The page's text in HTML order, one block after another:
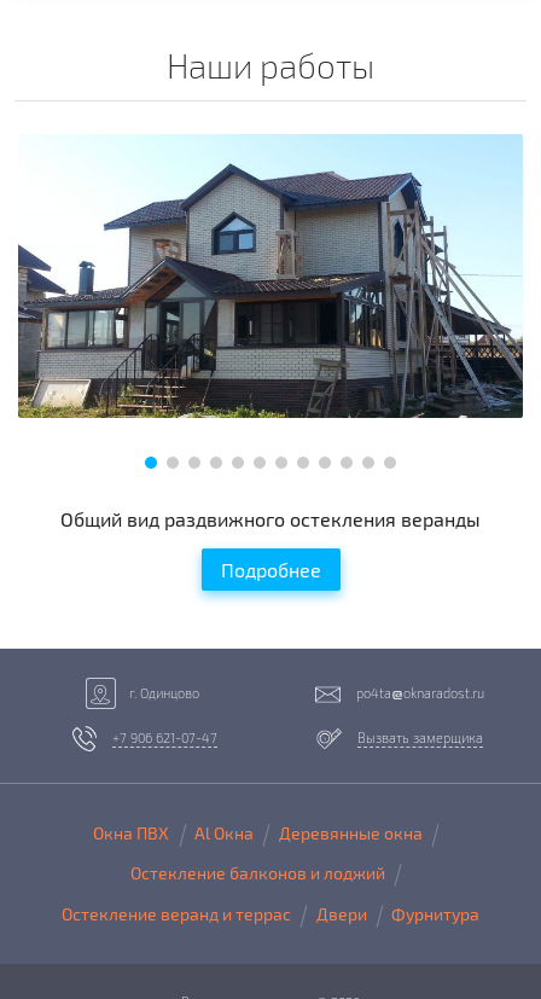
Наши работы
Общий вид раздвижного остекления веранды
Подробнее
г. Одинцово po4ta oknaradost.ru
+7 906 621-07-47 Вызвать замерщика
Окна ПВХ Al Окна
Деревянные окна
Остекление балконов и лоджий
Остекление веранд и террас
Двери Фурнитура